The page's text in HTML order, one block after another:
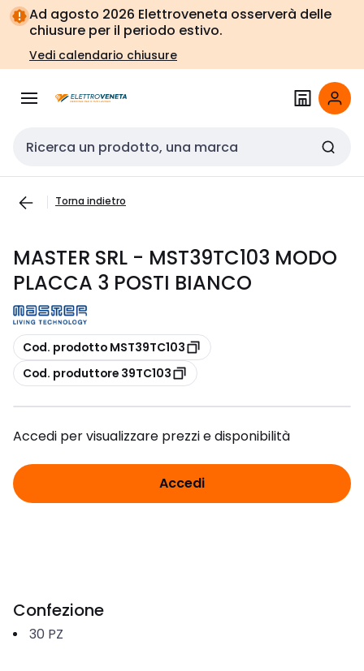
Vai alla
navigazione
Vai
alla
pagina
Ad agosto 2026 Elettroveneta osserverà delle
chiusure per il periodo estivo.
Vedi calendario chiusure
Cerca input
Torna indietro
MASTER SRL - MST39TC103 MODO
PLACCA 3 POSTI BIANCO
copia
Cod. prodotto MST39TC103
copia
Cod. produttore 39TC103
Accedi per visualizzare prezzi e disponibilità
Accedi
Confezione
30 PZ